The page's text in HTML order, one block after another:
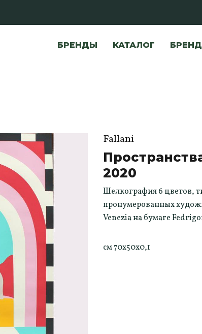
БРЕНДЫ КАТАЛОГ
Fallani
2020
Шелкография 6 цветов,
пронумерованных
Venezia на бумаге
см 70x50x0,1